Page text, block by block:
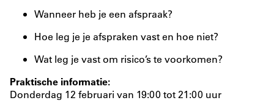
Wanneer heb je een afspraak?
Hoe leg je je afspraken vast en hoe niet?
Wat leg je vast om risico’s te voorkomen?
Praktische informatie:
Donderdag 12 februari van 19:00 tot 21:00 uur